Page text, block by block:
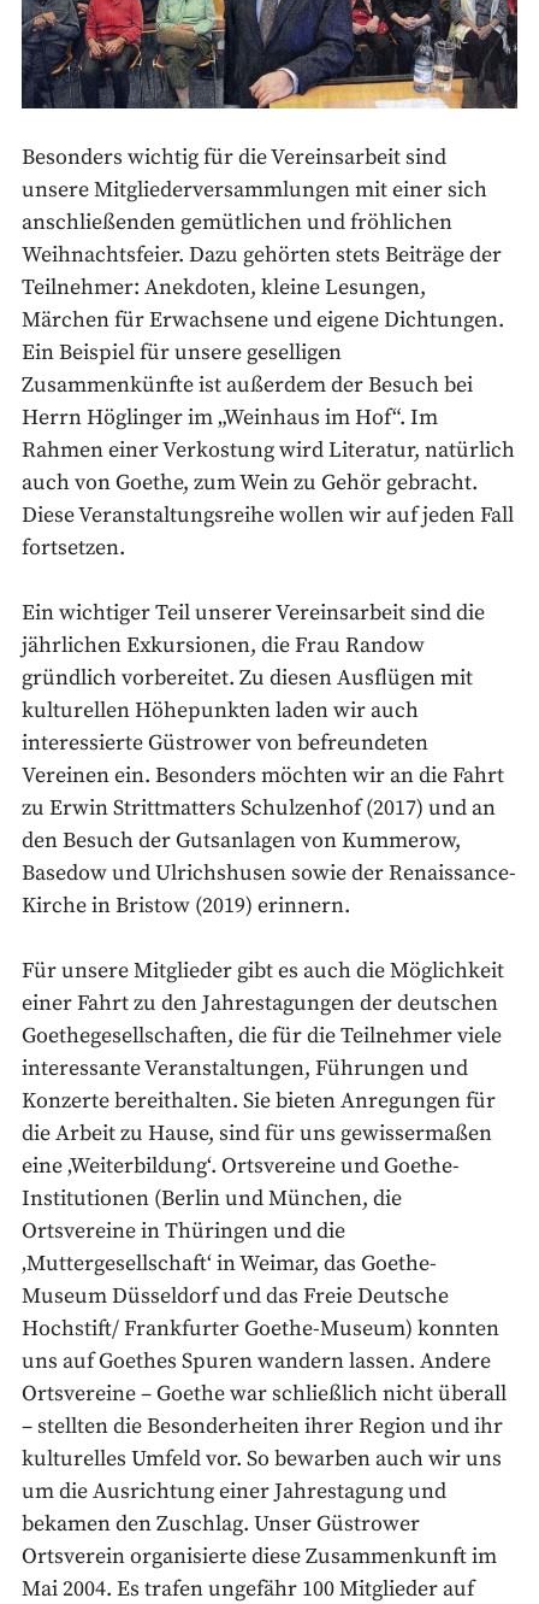
Besonders wichtig für die Vereinsarbeit sind
unsere Mitgliederversammlungen mit einer sich
anschließenden gemütlichen und fröhlichen
Weihnachtsfeier. Dazu gehörten stets Beiträge der
Teilnehmer: Anekdoten, kleine Lesungen,
Märchen für Erwachsene und eigene Dichtungen.
Ein Beispiel für unsere geselligen
Zusammenkünfte ist außerdem der Besuch bei
Herrn Höglinger im „Weinhaus im Hof“. Im
Rahmen einer Verkostung wird Literatur, natürlich
auch von Goethe, zum Wein zu Gehör gebracht.
Diese Veranstaltungsreihe wollen wir auf jeden Fall
fortsetzen.
Ein wichtiger Teil unserer Vereinsarbeit sind die
jährlichen Exkursionen, die Frau Randow
gründlich vorbereitet. Zu diesen Ausflügen mit
kulturellen Höhepunkten laden wir auch
interessierte Güstrower von befreundeten
Vereinen ein. Besonders möchten wir an die Fahrt
zu Erwin Strittmatters Schulzenhof (2017) und an
den Besuch der Gutsanlagen von Kummerow,
Basedow und Ulrichshusen sowie der Renaissance-
Kirche in Bristow (2019) erinnern.
Für unsere Mitglieder gibt es auch die Möglichkeit
einer Fahrt zu den Jahrestagungen der deutschen
Goethegesellschaften, die für die Teilnehmer viele
interessante Veranstaltungen, Führungen und
Konzerte bereithalten. Sie bieten Anregungen für
die Arbeit zu Hause, sind für uns gewissermaßen
eine ‚Weiterbildung‘. Ortsvereine und Goethe-
Institutionen (Berlin und München, die
Ortsvereine in Thüringen und die
‚Muttergesellschaft‘ in Weimar, das Goethe-
Museum Düsseldorf und das Freie Deutsche
Hochstift/ Frankfurter Goethe-Museum) konnten
uns auf Goethes Spuren wandern lassen. Andere
Ortsvereine – Goethe war schließlich nicht überall
– stellten die Besonderheiten ihrer Region und ihr
kulturelles Umfeld vor. So bewarben auch wir uns
um die Ausrichtung einer Jahrestagung und
bekamen den Zuschlag. Unser Güstrower
Ortsverein organisierte diese Zusammenkunft im
Mai 2004. Es trafen ungefähr 100 Mitglieder auf